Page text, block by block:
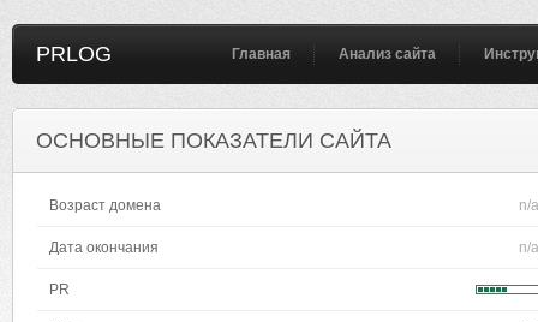
PRLOG Главная Анализ сайта
ОСНОВНЫЕ ПОКАЗАТЕЛИ САЙТА
Возраст домена n/a
Дата окончания n/a
PR